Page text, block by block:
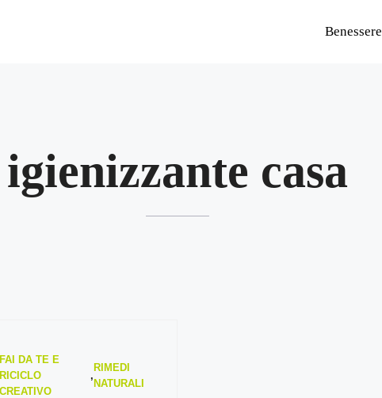
Benessere
igienizzante casa
FAI DA TE E
RICICLO
CREATIVO
,
RIMEDI
NATURALI